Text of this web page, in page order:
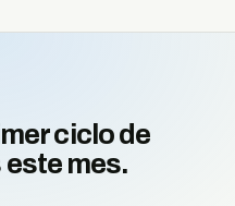
ciclo de
mes.